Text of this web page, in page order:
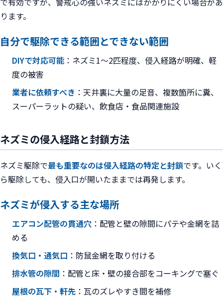
ります。
自分で駆除できる範囲とできない範囲
DIYで対応可能 ：ネズミ1〜2匹程度、侵入経路が明確、軽
度の被害
業者に依頼すべき ：天井裏に大量の足音、複数箇所に糞、
スーパーラットの疑い、飲食店・食品関連施設
ネズミの侵入経路と封鎖方法
ネズミ駆除で最も重要なのは侵入経路の特定と封鎖です。いく
ら駆除しても、侵入口が開いたままでは再発します。
ネズミが侵入する主な場所
エアコン配管の貫通穴 ：配管と壁の隙間にパテや金網を詰
める
換気口・通気口 ：防鼠金網を取り付ける
排水管の隙間 ：配管と床・壁の接合部をコーキングで塞ぐ
屋根の瓦下・軒先 ：瓦のズレやすき間を補修